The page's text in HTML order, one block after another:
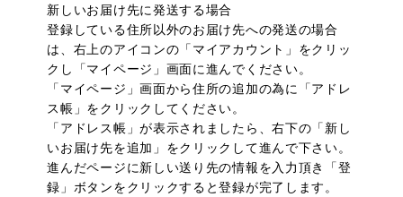
新しいお届け先に発送する場合
登録している住所以外のお届け先への発送の場合
は、右上のアイコンの「マイアカウント」をクリッ
クし「マイページ」画面に進んでください。
「マイページ」画面から住所の追加の為に「アドレ
ス帳」をクリックしてください。
「アドレス帳」が表示されましたら、右下の「新し
いお届け先を追加」をクリックして進んで下さい。
進んだページに新しい送り先の情報を入力頂き「登
録」ボタンをクリックすると登録が完了します。